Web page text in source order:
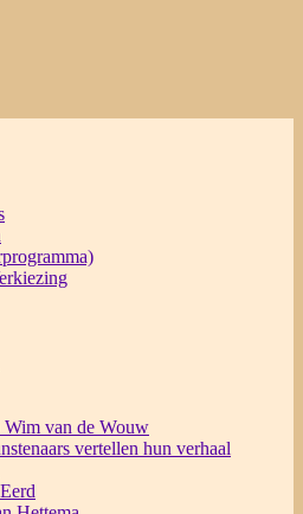
Wim van de Wouw
vertellen hun verhaal